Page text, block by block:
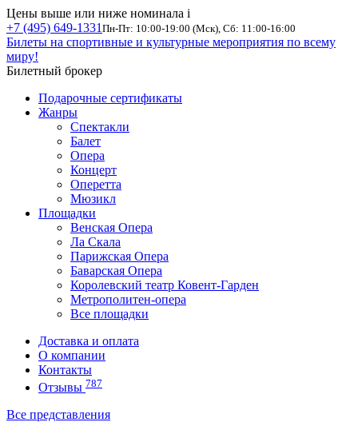
Цены выше или ниже номинала i
+7 (495) 649-1331 Пн-Пт: 10:00-19:00 (Мск), Сб: 11:00-16:00
Билеты на спортивные и культурные мероприятия по всему
миру!
Билетный брокер
Подарочные сертификаты
Жанры
Спектакли
Балет
Опера
Концерт
Оперетта
Мюзикл
Площадки
Венская Опера
Ла Скала
Парижская Опера
Баварская Опера
Королевский театр Ковент-Гарден
Метрополитен-опера
Все площадки
Доставка и оплата
О компании
Контакты
Отзывы 787
Все представления